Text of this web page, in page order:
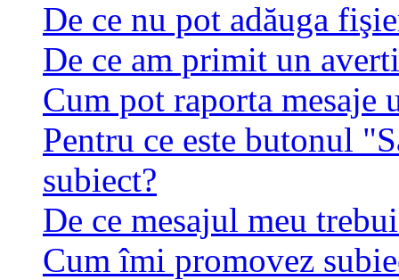
De ce nu pot adăuga
De ce am primit un
Cum pot raporta mesaje
Pentru ce este butonul
subiect?
De ce mesajul meu
Cum îmi promovez